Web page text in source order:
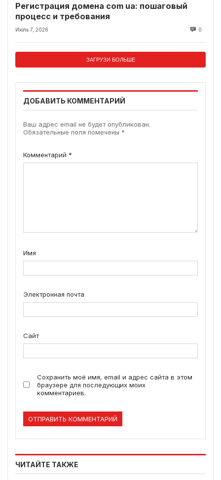
Регистрация домена com ua: пошаговый
процесс и требования
Июль 7, 2026 0
ЗАГРУЗИ БОЛЬШЕ
ДОБАВИТЬ КОММЕНТАРИЙ
Ваш адрес email не будет опубликован.
Обязательные поля помечены *
Комментарий *
Имя
Электронная почта
Сайт
Сохранить моё имя, email и адрес сайта в этом
браузере для последующих моих
комментариев.
ЧИТАЙТЕ ТАКЖЕ